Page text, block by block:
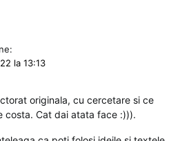
la 13:13
originala, cu cercetare si ce
costa. Cat dai atata face :))).